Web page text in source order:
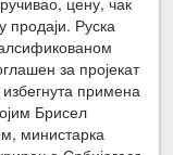
продаји. Руска
за пројекат
избегнута примена
Брисел
министарка